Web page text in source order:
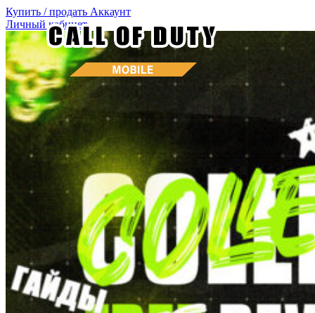
Купить / продать Аккаунт
Личный кабинет